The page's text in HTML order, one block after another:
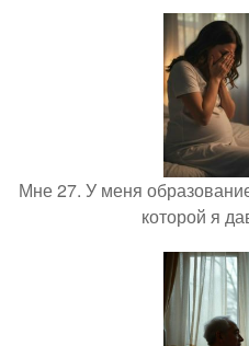
Мне 27. У меня
которой я